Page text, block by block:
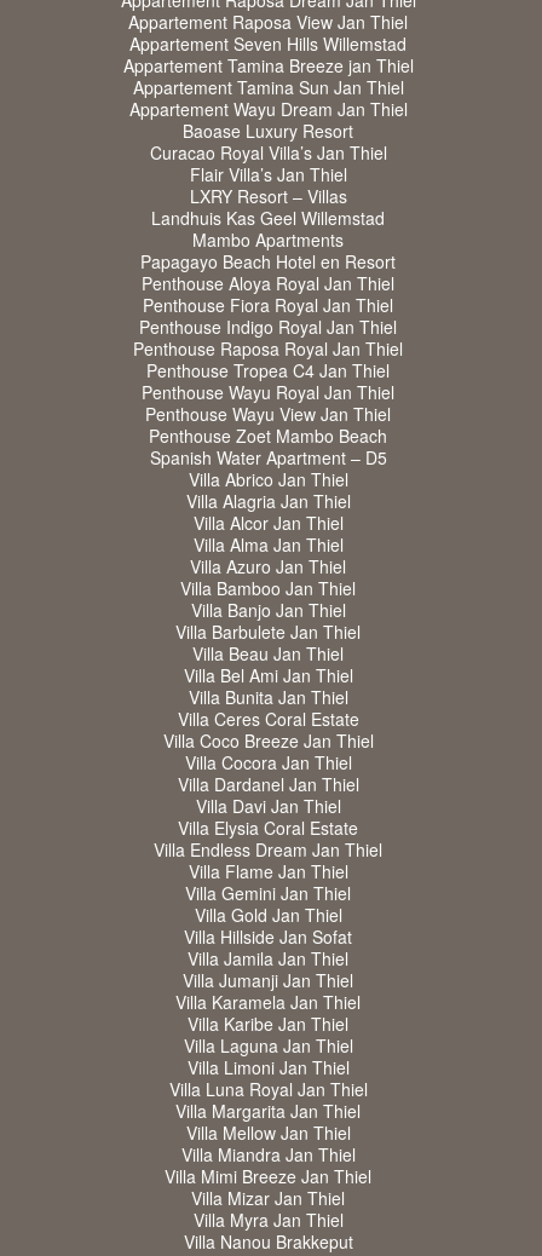
Appartement Raposa View Jan Thiel
Appartement Seven Hills Willemstad
Appartement Tamina Breeze jan Thiel
Appartement Tamina Sun Jan Thiel
Appartement Wayu Dream Jan Thiel
Baoase Luxury Resort
Curacao Royal Villa’s Jan Thiel
Flair Villa’s Jan Thiel
LXRY Resort – Villas
Landhuis Kas Geel Willemstad
Mambo Apartments
Papagayo Beach Hotel en Resort
Penthouse Aloya Royal Jan Thiel
Penthouse Fiora Royal Jan Thiel
Penthouse Indigo Royal Jan Thiel
Penthouse Raposa Royal Jan Thiel
Penthouse Tropea C4 Jan Thiel
Penthouse Wayu Royal Jan Thiel
Penthouse Wayu View Jan Thiel
Penthouse Zoet Mambo Beach
Spanish Water Apartment – D5
Villa Abrico Jan Thiel
Villa Alagria Jan Thiel
Villa Alcor Jan Thiel
Villa Alma Jan Thiel
Villa Azuro Jan Thiel
Villa Bamboo Jan Thiel
Villa Banjo Jan Thiel
Villa Barbulete Jan Thiel
Villa Beau Jan Thiel
Villa Bel Ami Jan Thiel
Villa Bunita Jan Thiel
Villa Ceres Coral Estate
Villa Coco Breeze Jan Thiel
Villa Cocora Jan Thiel
Villa Dardanel Jan Thiel
Villa Davi Jan Thiel
Villa Elysia Coral Estate
Villa Endless Dream Jan Thiel
Villa Flame Jan Thiel
Villa Gemini Jan Thiel
Villa Gold Jan Thiel
Villa Hillside Jan Sofat
Villa Jamila Jan Thiel
Villa Jumanji Jan Thiel
Villa Karamela Jan Thiel
Villa Karibe Jan Thiel
Villa Laguna Jan Thiel
Villa Limoni Jan Thiel
Villa Luna Royal Jan Thiel
Villa Margarita Jan Thiel
Villa Mellow Jan Thiel
Villa Miandra Jan Thiel
Villa Mimi Breeze Jan Thiel
Villa Mizar Jan Thiel
Villa Myra Jan Thiel
Villa Nanou Brakkeput